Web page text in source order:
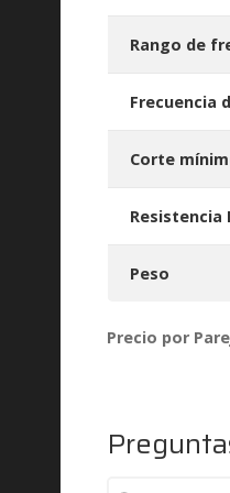
Rango de
Frecuencia
Corte
Resistencia
Peso
Precio por